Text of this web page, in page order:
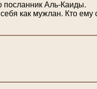
посланник Аль-Каиды.
как мужлан. Кто